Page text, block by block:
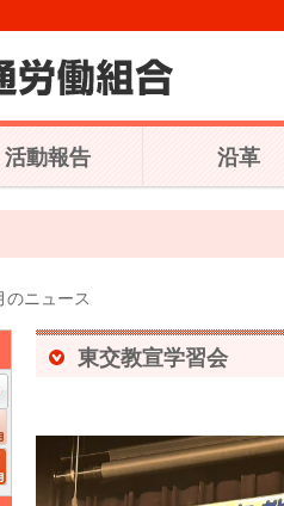
活動報告 沿革
のニュース
東交教宣学習会